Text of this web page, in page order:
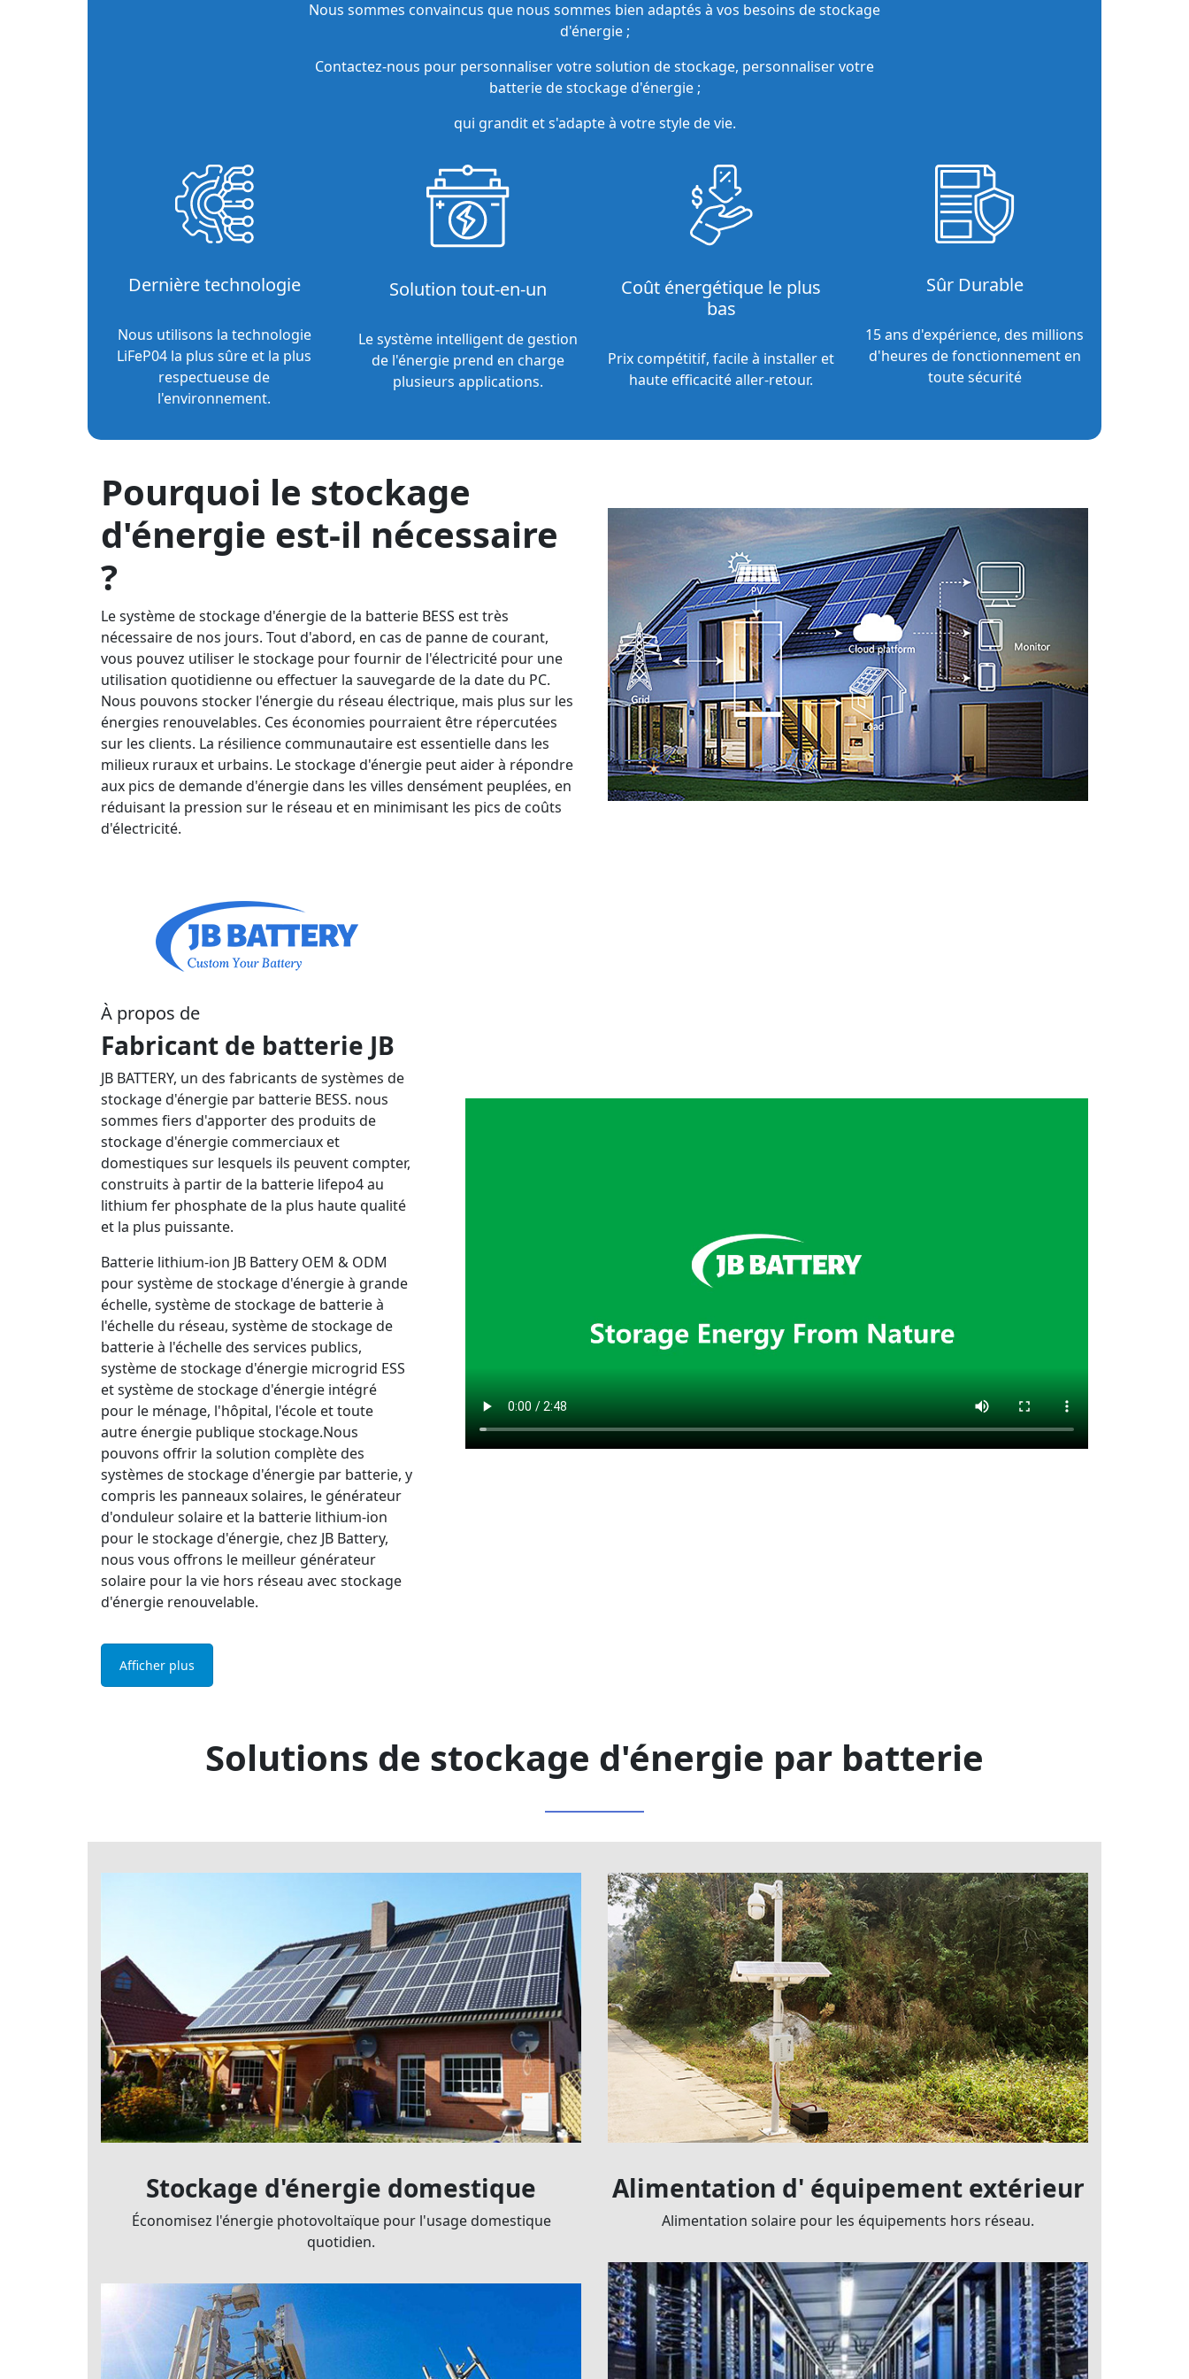
Nous sommes convaincus que nous sommes bien adaptés à vos besoins de stockage
d'énergie ;
Contactez-nous pour personnaliser votre solution de stockage, personnaliser votre
batterie de stockage d'énergie ;
qui grandit et s'adapte à votre style de vie.
Dernière technologie
Nous utilisons la technologie
LiFeP04 la plus sûre et la plus
respectueuse de
l'environnement.
Solution tout-en-un
Le système intelligent de gestion
de l'énergie prend en charge
plusieurs applications.
Coût énergétique le plus
bas
Prix compétitif, facile à installer et
haute efficacité aller-retour.
Sûr Durable
15 ans d'expérience, des millions
d'heures de fonctionnement en
toute sécurité
Pourquoi le stockage
d'énergie est-il nécessaire
?
Le système de stockage d'énergie de la batterie BESS est très
nécessaire de nos jours. Tout d'abord, en cas de panne de courant,
vous pouvez utiliser le stockage pour fournir de l'électricité pour une
utilisation quotidienne ou effectuer la sauvegarde de la date du PC.
Nous pouvons stocker l'énergie du réseau électrique, mais plus sur les
énergies renouvelables. Ces économies pourraient être répercutées
sur les clients. La résilience communautaire est essentielle dans les
milieux ruraux et urbains. Le stockage d'énergie peut aider à répondre
aux pics de demande d'énergie dans les villes densément peuplées, en
réduisant la pression sur le réseau et en minimisant les pics de coûts
d'électricité.
À propos de
Fabricant de batterie JB
JB BATTERY, un des fabricants de systèmes de
stockage d'énergie par batterie BESS. nous
sommes fiers d'apporter des produits de
stockage d'énergie commerciaux et
domestiques sur lesquels ils peuvent compter,
construits à partir de la batterie lifepo4 au
lithium fer phosphate de la plus haute qualité
et la plus puissante.
Batterie lithium-ion JB Battery OEM & ODM
pour système de stockage d'énergie à grande
échelle, système de stockage de batterie à
l'échelle du réseau, système de stockage de
batterie à l'échelle des services publics,
système de stockage d'énergie microgrid ESS
et système de stockage d'énergie intégré
pour le ménage, l'hôpital, l'école et toute
autre énergie publique stockage.Nous
pouvons offrir la solution complète des
systèmes de stockage d'énergie par batterie, y
compris les panneaux solaires, le générateur
d'onduleur solaire et la batterie lithium-ion
pour le stockage d'énergie, chez JB Battery,
nous vous offrons le meilleur générateur
solaire pour la vie hors réseau avec stockage
d'énergie renouvelable.
Afficher plus
Solutions de stockage d'énergie par batterie
Stockage d'énergie domestique
Économisez l'énergie photovoltaïque pour l'usage domestique
quotidien.
Alimentation d' équipement extérieur
Alimentation solaire pour les équipements hors réseau.